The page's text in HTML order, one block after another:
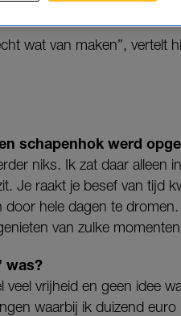
wat van maken”, vertelt
schapenhok werd
niks. Ik zat daar alleen
Je raakt je besef van tijd
hele dagen te
van zulke
was?
vrijheid en geen idee
waarbij ik duizend